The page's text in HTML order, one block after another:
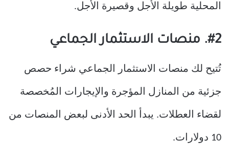
المحلية طويلة الأجل وقصيرة الأجل.
#2. منصات الاستثمار الجماعي
تُتيح لك منصات الاستثمار الجماعي شراء حصص
جزئية من المنازل المؤجرة والإيجارات المُخصصة
لقضاء العطلات. يبدأ الحد الأدنى لبعض المنصات من
10 دولارات.